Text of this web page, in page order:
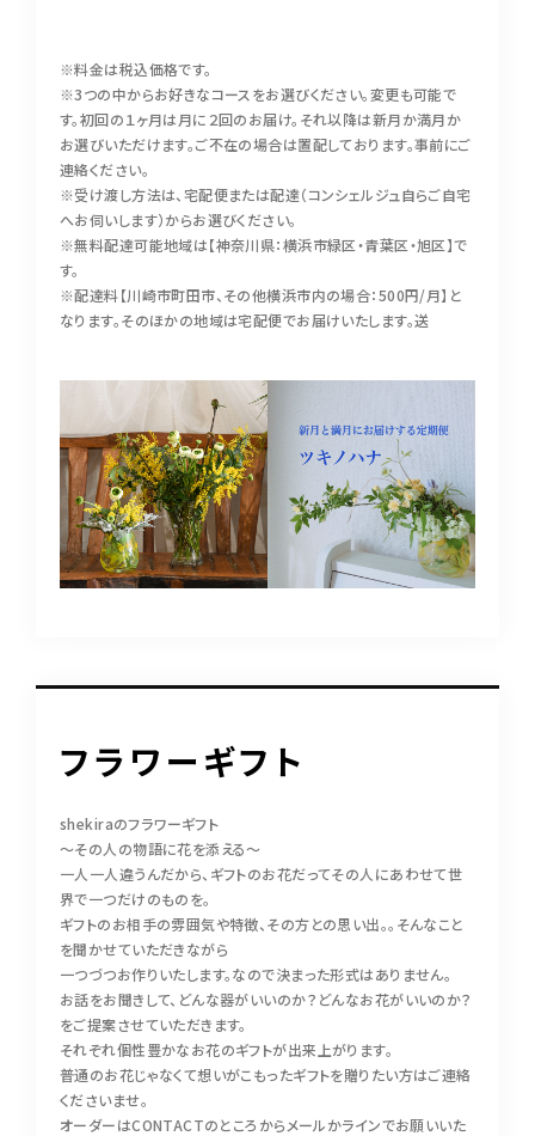
※料金は税込価格です。
※3つの中からお好きなコースをお選びください。変更も可能で
す。初回の１ヶ月は月に２回のお届け。それ以降は新月か満月か
お選びいただけます。ご不在の場合は置配しております。事前にご
連絡ください。
※受け渡し方法は、宅配便または配達（コンシェルジュ自らご自宅
へお伺いします）からお選びください。
※無料配達可能地域は【神奈川県：横浜市緑区・青葉区・旭区】で
す。
※配達料【川崎市町田市、その他横浜市内の場合：500円/月】と
なります。そのほかの地域は宅配便でお届けいたします。送
フラワーギフト
shekiraのフラワーギフト
〜その人の物語に花を添える〜
一人一人違うんだから、ギフトのお花だってその人にあわせて世
界で一つだけのものを。
ギフトのお相手の雰囲気や特徴、その方との思い出。。そんなこと
を聞かせていただきながら
一つづつお作りいたします。なので決まった形式はありません。
お話をお聞きして、どんな器がいいのか？どんなお花がいいのか？
をご提案させていただきます。
それぞれ個性豊かなお花のギフトが出来上がります。
普通のお花じゃなくて想いがこもったギフトを贈りたい方はご連絡
くださいませ。
オーダーはCONTACTのところからメールかラインでお願いいた